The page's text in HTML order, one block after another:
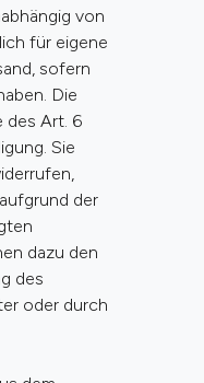
von
für eigene
sofern
Die
des Art. 6
Sie
der
dazu den
des
oder durch